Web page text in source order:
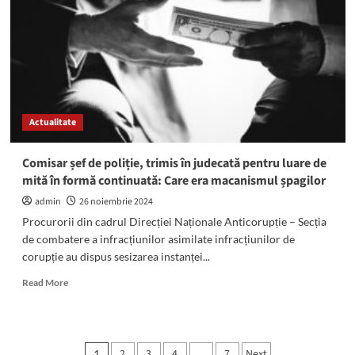
în
zonele
Badea
Cârțan
și
Vivo
din
municipiul
Constanța
Actualitate
Comisar șef de poliție, trimis în judecată pentru luare de
mită în formă continuată: Care era macanismul șpagilor
admin
26 noiembrie 2024
Procurorii din cadrul Direcției Naționale Anticorupție – Secția
de combatere a infracțiunilor asimilate infracțiunilor de
corupție au dispus sesizarea instanței...
Read MoreRead